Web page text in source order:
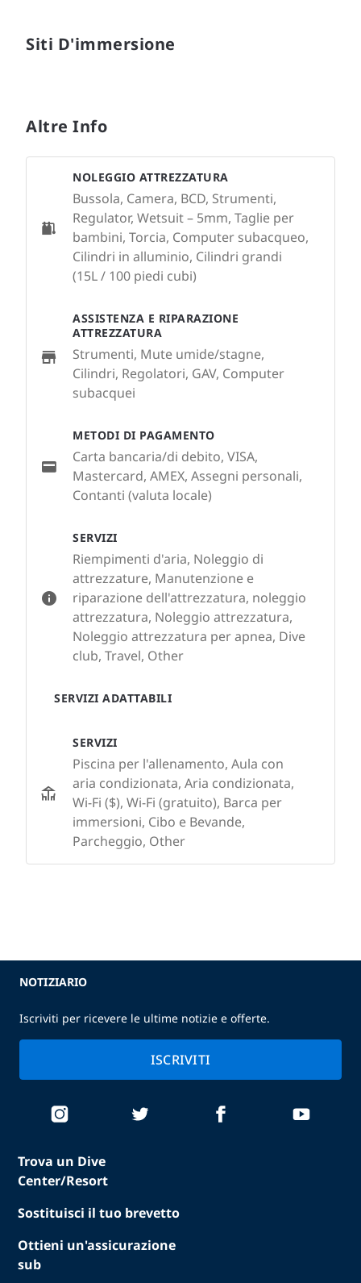
Siti D'immersione
Altre Info
SERVIZI
Riempimenti d'aria, Noleggio di
attrezzature, Manutenzione e
riparazione dell'attrezzatura, noleggio
attrezzatura, Noleggio attrezzatura,
Noleggio attrezzatura per apnea, Dive
club, Travel, Other
SERVIZI ADATTABILI
SERVIZI
Piscina per l'allenamento, Aula con
aria condizionata, Aria condizionata,
Wi-Fi ($), Wi-Fi (gratuito), Barca per
immersioni, Cibo e Bevande,
Parcheggio, Other
NOLEGGIO ATTREZZATURA
Bussola, Camera, BCD, Strumenti,
Regulator, Wetsuit – 5mm, Taglie per
bambini, Torcia, Computer subacqueo,
Cilindri in alluminio, Cilindri grandi
(15L / 100 piedi cubi)
ASSISTENZA E RIPARAZIONE
ATTREZZATURA
Strumenti, Mute umide/stagne,
Cilindri, Regolatori, GAV, Computer
subacquei
METODI DI PAGAMENTO
Carta bancaria/di debito, VISA,
Mastercard, AMEX, Assegni personali,
Contanti (valuta locale)
Trova un Dive
Center/Resort
Sostituisci il tuo brevetto
Ottieni un'assicurazione
sub
NOTIZIARIO
Iscriviti per ricevere le ultime notizie e offerte.
ISCRIVITI